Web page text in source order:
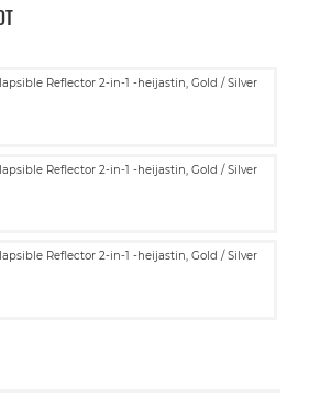
Reflector 2-in-1 -heijastin, Gold / Silver
Reflector 2-in-1 -heijastin, Gold / Silver
Reflector 2-in-1 -heijastin, Gold / Silver